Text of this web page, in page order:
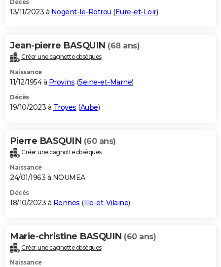
Décès
13/11/2023 à Nogent-le-Rotrou (Eure-et-Loir)
Jean-pierre BASQUIN (68 ans)
Créer une cagnotte obsèques
Naissance
11/12/1954 à Provins (Seine-et-Marne)
Décès
19/10/2023 à Troyes (Aube)
Pierre BASQUIN (60 ans)
Créer une cagnotte obsèques
Naissance
24/01/1963 à NOUMEA
Décès
18/10/2023 à Rennes (Ille-et-Vilaine)
Marie-christine BASQUIN (60 ans)
Créer une cagnotte obsèques
Naissance